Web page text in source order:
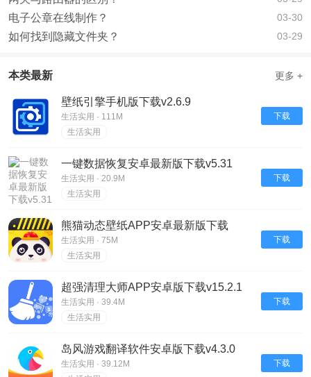
电子公章在线制作？ 03-30
如何找到隐藏文件夹？ 03-29
本类最新 更多 +
壁纸引擎手机版下载v2.6.9
生活实用 · 111M
生活实用
下载
一键数据恢复安卓最新版下载v5.31
生活实用 · 20.9M
生活实用
下载
熊猫动态壁纸APP安卓最新版下载
v2.5.3
生活实用 · 75M
生活实用
下载
超强清理大师APP安卓版下载v15.2.1
生活实用 · 39.4M
生活实用
下载
岛风游戏翻译软件安卓版下载v4.3.0
生活实用 · 39.12M
下载